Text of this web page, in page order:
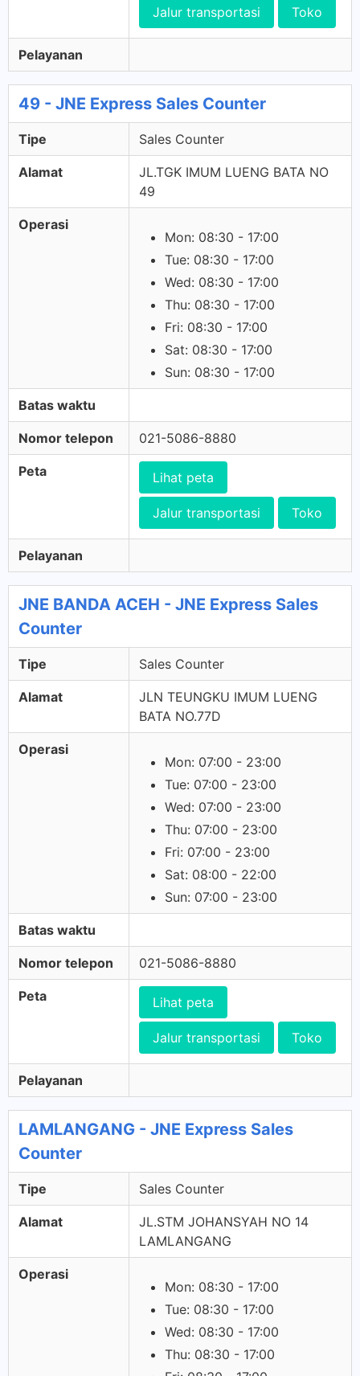
Jalur transportasi Toko
Pelayanan
49 - JNE Express Sales Counter
Tipe Sales Counter
Alamat
JL.TGK IMUM LUENG BATA NO
49
Operasi
Mon: 08:30 - 17:00
Tue: 08:30 - 17:00
Wed: 08:30 - 17:00
Thu: 08:30 - 17:00
Fri: 08:30 - 17:00
Sat: 08:30 - 17:00
Sun: 08:30 - 17:00
Batas waktu
Nomor telepon 021-5086-8880
Peta Lihat peta
Jalur transportasi Toko
Pelayanan
JNE BANDA ACEH - JNE Express Sales
Counter
Tipe Sales Counter
Alamat
JLN TEUNGKU IMUM LUENG
BATA NO.77D
Operasi
Mon: 07:00 - 23:00
Tue: 07:00 - 23:00
Wed: 07:00 - 23:00
Thu: 07:00 - 23:00
Fri: 07:00 - 23:00
Sat: 08:00 - 22:00
Sun: 07:00 - 23:00
Batas waktu
Nomor telepon 021-5086-8880
Peta Lihat peta
Jalur transportasi Toko
Pelayanan
LAMLANGANG - JNE Express Sales
Counter
Tipe Sales Counter
Alamat
JL.STM JOHANSYAH NO 14
LAMLANGANG
Operasi
Mon: 08:30 - 17:00
Tue: 08:30 - 17:00
Wed: 08:30 - 17:00
Thu: 08:30 - 17:00